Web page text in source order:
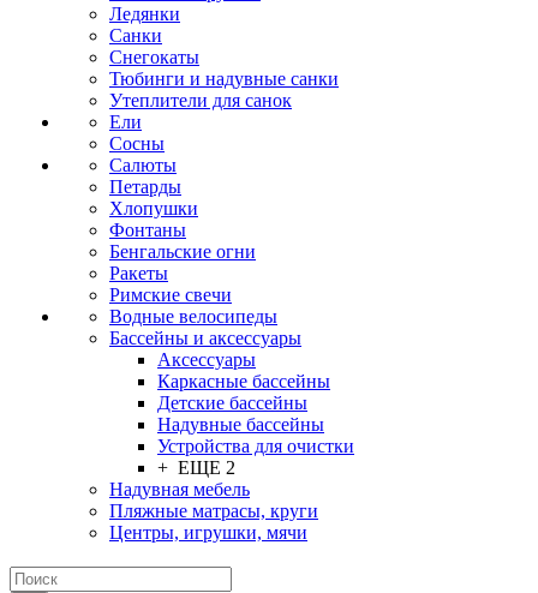
Ледянки
Санки
Снегокаты
Тюбинги и надувные санки
Утеплители для санок
Ели
Сосны
Салюты
Петарды
Хлопушки
Фонтаны
Бенгальские огни
Ракеты
Римские свечи
Водные велосипеды
Бассейны и аксессуары
Аксессуары
Каркасные бассейны
Детские бассейны
Надувные бассейны
Устройства для очистки
+ ЕЩЕ 2
Надувная мебель
Пляжные матрасы, круги
Центры, игрушки, мячи